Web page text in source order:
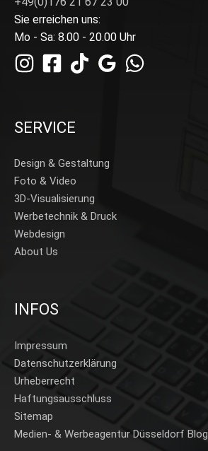
Sie erreichen uns:
Mo - Sa: 8.00 - 20.00 Uhr
SERVICE
Design & Gestaltung
Foto & Video
3D-Visualisierung
Werbetechnik & Druck
Webdesign
About Us
INFOS
Impressum
Datenschutzerklärung
Urheberrecht
Haftungsausschluss
Sitemap
Medien- & Werbeagentur Düsseldorf Blog